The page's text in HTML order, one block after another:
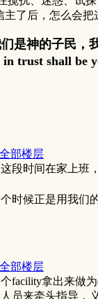
了后，怎么会把
是神的子民，
trust shall be
部楼层
段时间在家上班
时候正是用我们
部楼层
facility拿出来做
员来牵头指导，